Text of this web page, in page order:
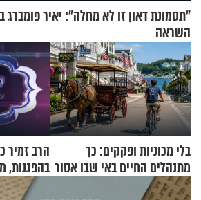
"תסמונת דאון זו לא מחלה": יאיר פומברג
השראה
בלי מכוניות ופקקים: כך
מתנהלים החיים באי שבו אסור
לנהוג כבר יותר מ-120 שנה
הרב זמיר
בהפגנות,